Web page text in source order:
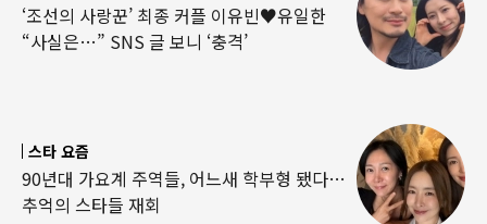
‘조선의 사랑꾼’ 최종 커플 이유빈♥유일한
“사실은…” SNS 글 보니 ‘충격’
스타 요즘
90년대 가요계 주역들, 어느새 학부형 됐다…
추억의 스타들 재회